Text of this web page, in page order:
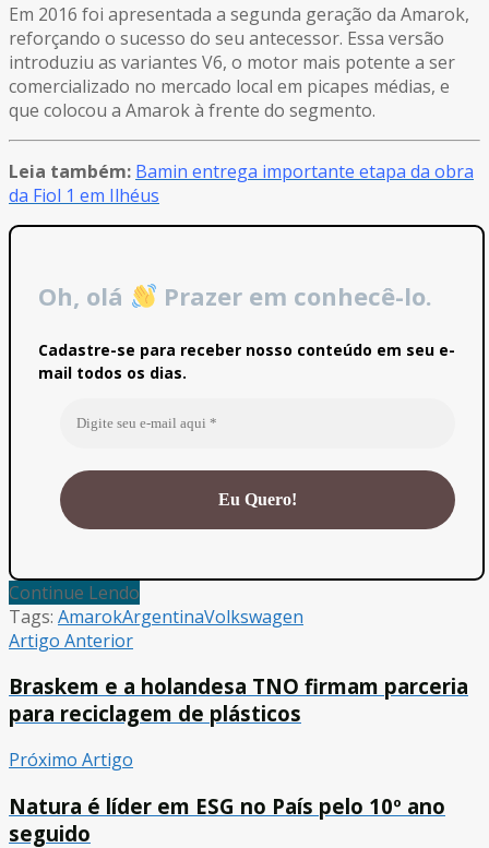
Em 2016 foi apresentada a segunda geração da Amarok,
reforçando o sucesso do seu antecessor. Essa versão
introduziu as variantes V6, o motor mais potente a ser
comercializado no mercado local em picapes médias, e
que colocou a Amarok à frente do segmento.
Leia também: Bamin entrega importante etapa da obra
da Fiol 1 em Ilhéus
Oh, olá Prazer em conhecê-lo.
Cadastre-se para receber nosso conteúdo em seu e-
mail todos os dias.
Continue Lendo
Tags: AmarokArgentinaVolkswagen
Artigo Anterior
Braskem e a holandesa TNO firmam parceria
para reciclagem de plásticos
Próximo Artigo
Natura é líder em ESG no País pelo 10º ano
seguido